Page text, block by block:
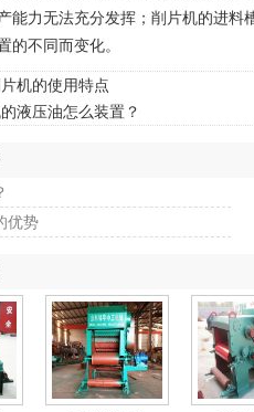
能力无法充分发挥；削片机的进
的不同而变化。
机的使用特点
液压油怎么装置？
优势